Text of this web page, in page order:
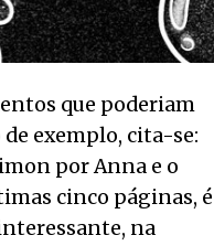
que poderiam
exemplo, cita-se:
por Anna e o
cinco páginas, é
na